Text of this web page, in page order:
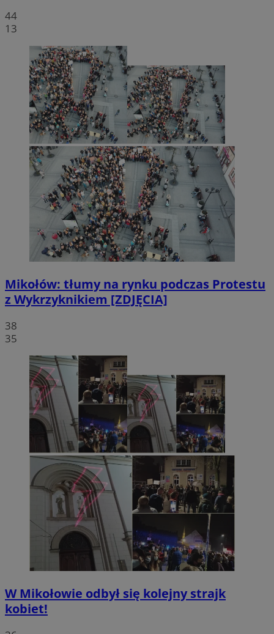
44
13
Mikołów: tłumy na rynku podczas Protestu
z Wykrzyknikiem [ZDJĘCIA]
38
35
W Mikołowie odbył się kolejny strajk
kobiet!